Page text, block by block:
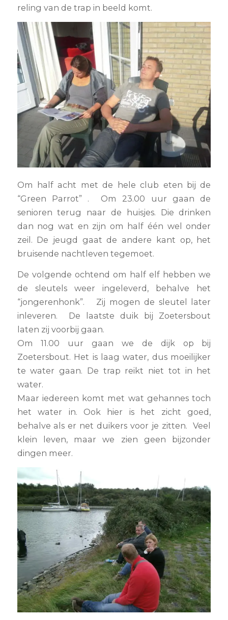
reling van de trap in beeld komt.
Om half acht met de hele club eten bij de
“Green Parrot” . Om 23.00 uur gaan de
senioren terug naar de huisjes. Die drinken
dan nog wat en zijn om half één wel onder
zeil. De jeugd gaat de andere kant op, het
bruisende nachtleven tegemoet.
De volgende ochtend om half elf hebben we
de sleutels weer ingeleverd, behalve het
“jongerenhonk”. Zij mogen de sleutel later
inleveren. De laatste duik bij Zoetersbout
laten zij voorbij gaan.
Om 11.00 uur gaan we de dijk op bij
Zoetersbout. Het is laag water, dus moeilijker
te water gaan. De trap reikt niet tot in het
water.
Maar iedereen komt met wat gehannes toch
het water in. Ook hier is het zicht goed,
behalve als er net duikers voor je zitten. Veel
klein leven, maar we zien geen bijzonder
dingen meer.